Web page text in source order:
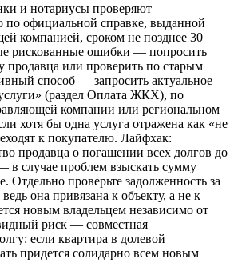
и нотариусы проверяют
по официальной справке, выданной
компанией, сроком не позднее 30
рискованные ошибки — попросить
продавца или проверить по старым
способ — запросить актуальное
(раздел Оплата ЖКХ), по
компании или региональном
хотя бы одна услуга отражена как «не
к покупателю. Лайфхак:
продавца о погашении всех долгов до
в случае проблем взыскать сумму
Отдельно проверьте задолженность за
она привязана к объекту, а не к
новым владельцем независимо от
риск — совместная
если квартира в долевой
придется солидарно всем новым